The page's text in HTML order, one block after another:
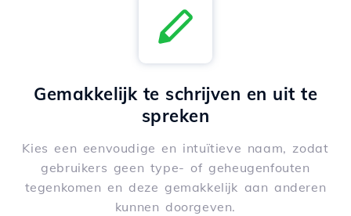
Gemakkelijk te schrijven en uit te
spreken
Kies een eenvoudige en intuïtieve naam, zodat
gebruikers geen type- of geheugenfouten
tegenkomen en deze gemakkelijk aan anderen
kunnen doorgeven.